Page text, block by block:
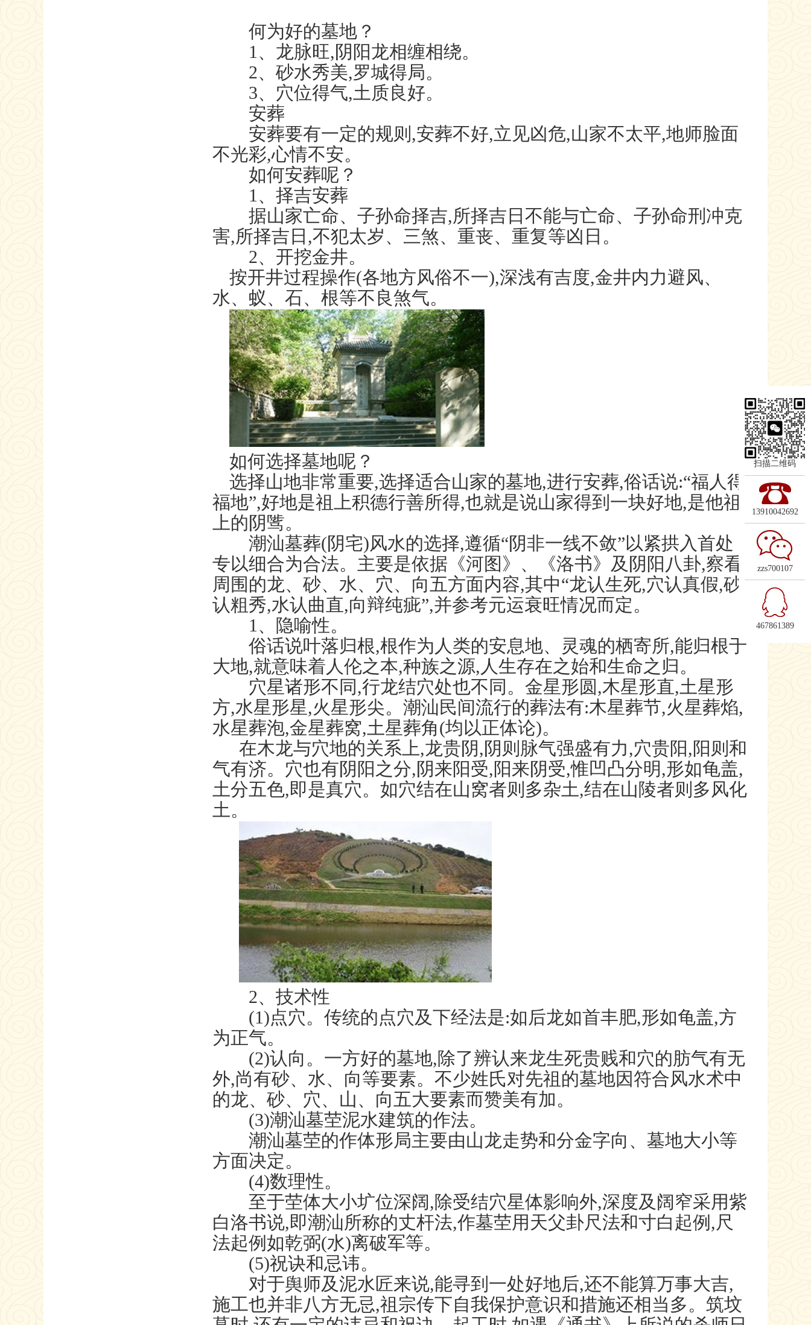
何为好的墓地？
1、龙脉旺,阴阳龙相缠相绕。
2、砂水秀美,罗城得局。
3、穴位得气,土质良好。
安葬
安葬要有一定的规则,安葬不好,立见凶危,山家不太平,地师脸面
不光彩,心情不安。
如何安葬呢？
1、择吉安葬
据山家亡命、子孙命择吉,所择吉日不能与亡命、子孙命刑冲克
害,所择吉日,不犯太岁、三煞、重丧、重复等凶日。
2、开挖金井。
按开井过程操作(各地方风俗不一),深浅有吉度,金井内力避风、
水、蚁、石、根等不良煞气。
如何选择墓地呢？
选择山地非常重要,选择适合山家的墓地,进行安葬,俗话说:“福人得
福地”,好地是祖上积德行善所得,也就是说山家得到一块好地,是他祖
上的阴骘。
潮汕墓葬(阴宅)风水的选择,遵循“阴非一线不敛”以紧拱入首处
专以细合为合法。主要是依据《河图》、《洛书》及阴阳八卦,察看
周围的龙、砂、水、穴、向五方面内容,其中“龙认生死,穴认真假,砂
认粗秀,水认曲直,向辩纯疵”,并参考元运衰旺情况而定。
1、隐喻性。
俗话说叶落归根,根作为人类的安息地、灵魂的栖寄所,能归根于
大地,就意味着人伦之本,种族之源,人生存在之始和生命之归。
穴星诸形不同,行龙结穴处也不同。金星形圆,木星形直,土星形
方,水星形星,火星形尖。潮汕民间流行的葬法有:木星葬节,火星葬焰,
水星葬泡,金星葬窝,土星葬角(均以正体论)。
在木龙与穴地的关系上,龙贵阴,阴则脉气强盛有力,穴贵阳,阳则和
气有济。穴也有阴阳之分,阴来阳受,阳来阴受,惟凹凸分明,形如龟盖,
土分五色,即是真穴。如穴结在山窝者则多杂土,结在山陵者则多风化
土。
2、技术性
(1)点穴。传统的点穴及下经法是:如后龙如首丰肥,形如龟盖,方
为正气。
(2)认向。一方好的墓地,除了辨认来龙生死贵贱和穴的肪气有无
外,尚有砂、水、向等要素。不少姓氏对先祖的墓地因符合风水术中
的龙、砂、穴、山、向五大要素而赞美有加。
(3)潮汕墓茔泥水建筑的作法。
潮汕墓茔的作体形局主要由山龙走势和分金字向、墓地大小等
方面决定。
(4)数理性。
至于茔体大小圹位深阔,除受结穴星体影响外,深度及阔窄采用紫
白洛书说,即潮汕所称的丈杆法,作墓茔用天父卦尺法和寸白起例,尺
法起例如乾弼(水)离破军等。
(5)祝诀和忌讳。
对于舆师及泥水匠来说,能寻到一处好地后,还不能算万事大吉,
施工也并非八方无忌,祖宗传下自我保护意识和措施还相当多。筑坟
扫描二维码
13910042692
zzs700107
467861389